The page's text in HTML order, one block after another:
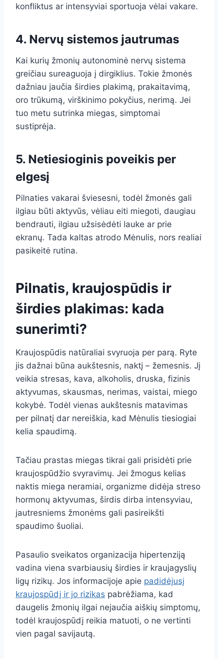
konfliktus ar intensyviai sportuoja vėlai vakare.
4. Nervų sistemos jautrumas
Kai kurių žmonių autonominė nervų sistema
greičiau sureaguoja į dirgiklius. Tokie žmonės
dažniau jaučia širdies plakimą, prakaitavimą,
oro trūkumą, virškinimo pokyčius, nerimą. Jei
tuo metu sutrinka miegas, simptomai
sustiprėja.
5. Netiesioginis poveikis per
elgesį
Pilnaties vakarai šviesesni, todėl žmonės gali
ilgiau būti aktyvūs, vėliau eiti miegoti, daugiau
bendrauti, ilgiau užsisėdėti lauke ar prie
ekranų. Tada kaltas atrodo Mėnulis, nors realiai
pasikeitė rutina.
Pilnatis, kraujospūdis ir
širdies plakimas: kada
sunerimti?
Kraujospūdis natūraliai svyruoja per parą. Ryte
jis dažnai būna aukštesnis, naktį – žemesnis. Jį
veikia stresas, kava, alkoholis, druska, fizinis
aktyvumas, skausmas, nerimas, vaistai, miego
kokybė. Todėl vienas aukštesnis matavimas
per pilnatį dar nereiškia, kad Mėnulis tiesiogiai
kelia spaudimą.
Tačiau prastas miegas tikrai gali prisidėti prie
kraujospūdžio svyravimų. Jei žmogus kelias
naktis miega neramiai, organizme didėja streso
hormonų aktyvumas, širdis dirba intensyviau,
jautresniems žmonėms gali pasireikšti
spaudimo šuoliai.
Pasaulio sveikatos organizacija hipertenziją
vadina viena svarbiausių širdies ir kraujagyslių
ligų rizikų. Jos informacijoje apie padidėjusį
kraujospūdį ir jo rizikas pabrėžiama, kad
daugelis žmonių ilgai nejaučia aiškių simptomų,
todėl kraujospūdį reikia matuoti, o ne vertinti
vien pagal savijautą.